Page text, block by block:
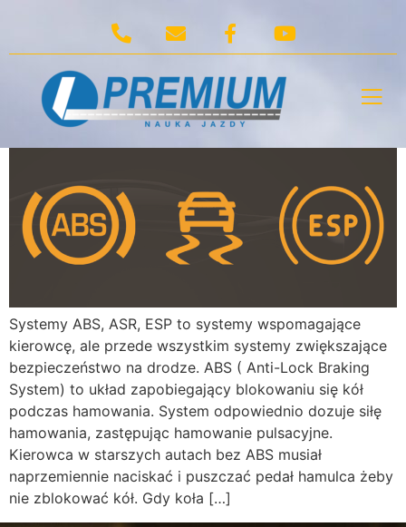
ASR ESP
Systemy ABS ASR ESP
Systemy ABS, ASR, ESP to systemy wspomagające
kierowcę, ale przede wszystkim systemy zwiększające
bezpieczeństwo na drodze. ABS ( Anti-Lock Braking
System) to układ zapobiegający blokowaniu się kół
podczas hamowania. System odpowiednio dozuje siłę
hamowania, zastępując hamowanie pulsacyjne.
Kierowca w starszych autach bez ABS musiał
naprzemiennie naciskać i puszczać pedał hamulca żeby
nie zblokować kół. Gdy koła […]